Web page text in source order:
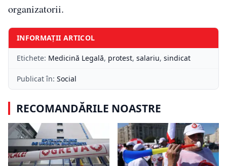
organizatorii.
INFORMAȚII ARTICOL
Etichete: Medicină Legală, protest, salariu, sindicat
Publicat în: Social
RECOMANDĂRILE NOASTRE